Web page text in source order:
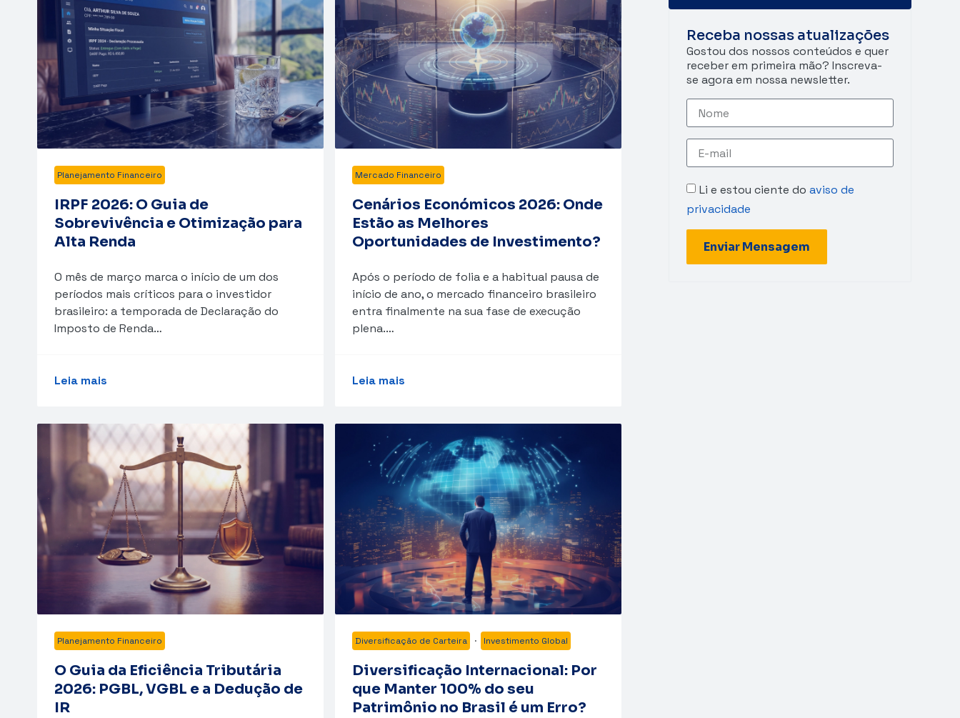
Planejamento Financeiro
IRPF 2026: O Guia de
Sobrevivência e Otimização para
Alta Renda
O mês de março marca o início de um dos
períodos mais críticos para o investidor
brasileiro: a temporada de Declaração do
Imposto de Renda…
Leia mais
Mercado Financeiro
Cenários Económicos 2026: Onde
Estão as Melhores
Oportunidades de Investimento?
Após o período de folia e a habitual pausa de
início de ano, o mercado financeiro brasileiro
entra finalmente na sua fase de execução
plena.…
Leia mais
Planejamento Financeiro
O Guia da Eficiência Tributária
2026: PGBL, VGBL e a Dedução de
IR
Diversificação de Carteira · Investimento Global
Diversificação Internacional: Por
que Manter 100% do seu
Patrimônio no Brasil é um Erro?
Receba nossas atualizações
Gostou dos nossos conteúdos e quer
receber em primeira mão? Inscreva-
se agora em nossa newsletter.
Li e estou ciente do aviso de
privacidade
Enviar Mensagem